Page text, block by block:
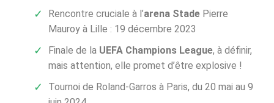
Rencontre cruciale à l’arena Stade Pierre
Mauroy à Lille : 19 décembre 2023
Finale de la UEFA Champions League, à définir,
mais attention, elle promet d’être explosive !
Tournoi de Roland-Garros à Paris, du 20 mai au 9